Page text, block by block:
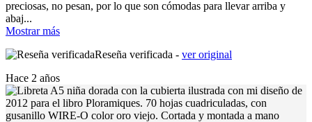
preciosas, no pesan, por lo que son cómodas para llevar arriba y
abaj...
Mostrar más
Reseña verificada - ver original
Hace 2 años